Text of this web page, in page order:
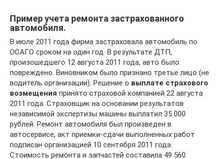
Пример учета ремонта застрахованного
автомобиля.
В июле 2011 года фирма застраховала автомобиль по
ОСАГО сроком на один год. В результате ДТП,
произошедшего 12 августа 2011 года, авто было
повреждено. Виновником было признано третье лицо (не
водитель организации). Решение о выплате страхового
возмещения принято страховой компанией 22 августа
2011 года. Страховщик на основании результатов
независимой экспертизы машины выплатил 35 000
рублей. Ремонт автомобиля был произведен в
автосервисе, акт приемки-сдачи выполненных работ
подписан организацией 10 сентября 2011 года.
Стоимость ремонта и запчастей составила 49 560